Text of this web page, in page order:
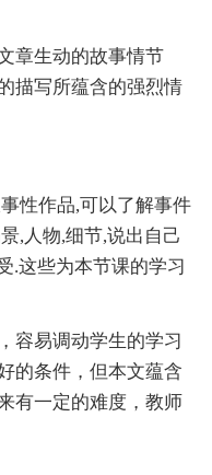
生动的故事情节
描写所蕴含的强烈情
性作品,可以了解事件
,人物,细节,说出自己
.这些为本节课的学习
易调动学生的学习
的条件，但本文蕴含
有一定的难度，教师